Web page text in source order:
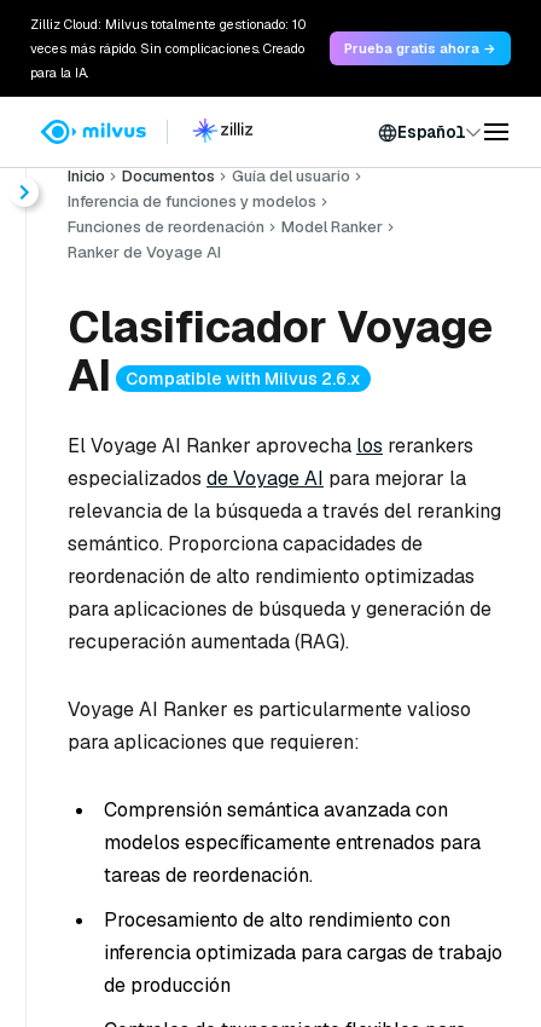
Zilliz Cloud: Milvus totalmente gestionado: 10
veces más rápido. Sin complicaciones. Creado
para la IA.
Prueba gratis ahora →
Español
Inicio Documentos
Guía del usuario
Inferencia de funciones y modelos
Funciones de reordenación
Model Ranker
Ranker de Voyage AI
Clasificador Voyage
AI
Compatible with Milvus 2.6.x
El Voyage AI Ranker aprovecha los rerankers
especializados de Voyage AI para mejorar la
relevancia de la búsqueda a través del reranking
semántico. Proporciona capacidades de
reordenación de alto rendimiento optimizadas
para aplicaciones de búsqueda y generación de
recuperación aumentada (RAG).
Voyage AI Ranker es particularmente valioso
para aplicaciones que requieren:
Comprensión semántica avanzada con
modelos específicamente entrenados para
tareas de reordenación.
Procesamiento de alto rendimiento con
inferencia optimizada para cargas de trabajo
de producción